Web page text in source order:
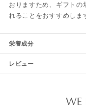
おりますため、ギフトの
れることをおすすめしま
栄養成分
レビュー
WE